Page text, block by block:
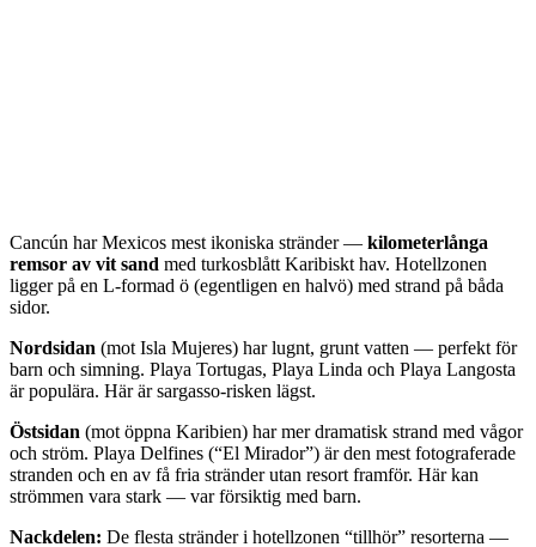
Cancún har Mexicos mest ikoniska stränder — kilometerlånga
remsor av vit sand med turkosblått Karibiskt hav. Hotellzonen
ligger på en L-formad ö (egentligen en halvö) med strand på båda
sidor.
Nordsidan (mot Isla Mujeres) har lugnt, grunt vatten — perfekt för
barn och simning. Playa Tortugas, Playa Linda och Playa Langosta
är populära. Här är sargasso-risken lägst.
Östsidan (mot öppna Karibien) har mer dramatisk strand med vågor
och ström. Playa Delfines (“El Mirador”) är den mest fotograferade
stranden och en av få fria stränder utan resort framför. Här kan
strömmen vara stark — var försiktig med barn.
Nackdelen: De flesta stränder i hotellzonen “tillhör” resorterna —